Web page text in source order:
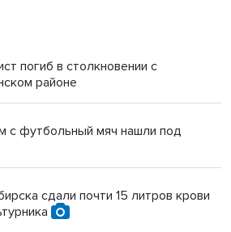
погиб в столкновении с
районе
с футбольный мяч нашли под
сдали почти 15 литров крови